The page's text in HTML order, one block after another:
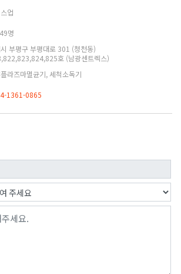
업
명
부평구 부평대로 301 (청천동)
호 (남광센트렉스)
라즈마멸균기, 세척소독기
1361-0865